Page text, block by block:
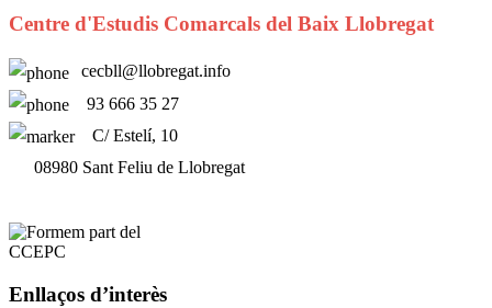
Centre d'Estudis Comarcals del Baix Llobregat
cecbll@llobregat.info
93 666 35 27
C/ Estelí, 10
08980 Sant Feliu de Llobregat
Enllaços d’interès